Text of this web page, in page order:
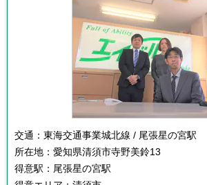
交通： 東海交通事業城北線 / 尾張星の宮駅
所在地： 愛知県清須市寺野美鈴13
得意駅： 尾張星の宮駅